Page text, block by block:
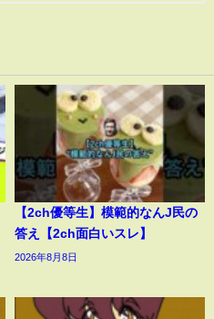
【2ch優等生】模範的なんJ民の
答え【2ch面白いスレ】
2026年8月8日